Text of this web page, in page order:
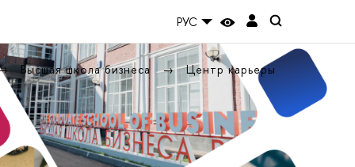
РУС
Высшая школа бизнеса Центр карьеры